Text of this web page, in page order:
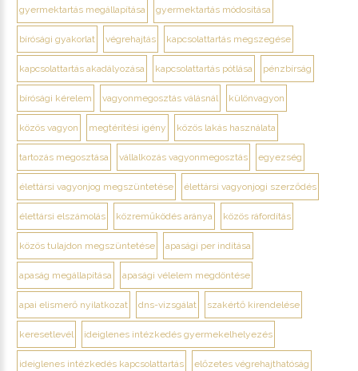
gyermektartás megállapítása gyermektartás módosítása
bírósági gyakorlat végrehajtás kapcsolattartás megszegése
kapcsolattartás akadályozása kapcsolattartás pótlása pénzbírság
bírósági kérelem vagyonmegosztás válásnál különvagyon
közös vagyon megtérítési igény közös lakás használata
tartozás megosztása vállalkozás vagyonmegosztás egyezség
élettársi vagyonjog megszüntetése élettársi vagyonjogi szerződés
élettársi elszámolás közreműködés aránya közös ráfordítás
közös tulajdon megszüntetése apasági per indítása
apaság megállapítása apasági vélelem megdöntése
apai elismerő nyilatkozat dns-vizsgálat szakértő kirendelése
keresetlevél ideiglenes intézkedés gyermekelhelyezés
ideiglenes intézkedés kapcsolattartás előzetes végrehajthatóság